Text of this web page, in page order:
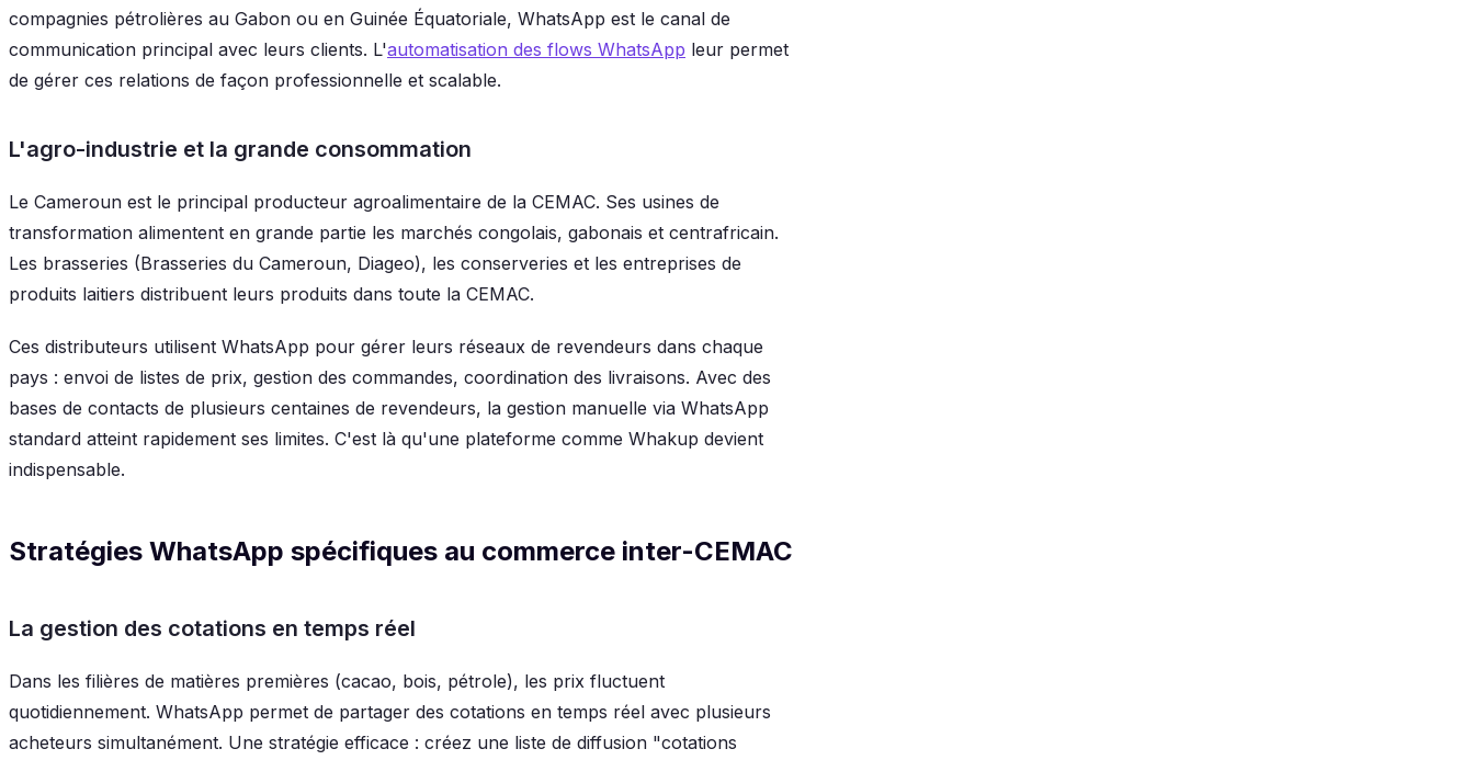
compagnies pétrolières au Gabon ou en Guinée Équatoriale, WhatsApp est le canal de
communication principal avec leurs clients. L'automatisation des flows WhatsApp leur permet
de gérer ces relations de façon professionnelle et scalable.
L'agro-industrie et la grande consommation
Le Cameroun est le principal producteur agroalimentaire de la CEMAC. Ses usines de
transformation alimentent en grande partie les marchés congolais, gabonais et centrafricain.
Les brasseries (Brasseries du Cameroun, Diageo), les conserveries et les entreprises de
produits laitiers distribuent leurs produits dans toute la CEMAC.
Ces distributeurs utilisent WhatsApp pour gérer leurs réseaux de revendeurs dans chaque
pays : envoi de listes de prix, gestion des commandes, coordination des livraisons. Avec des
bases de contacts de plusieurs centaines de revendeurs, la gestion manuelle via WhatsApp
standard atteint rapidement ses limites. C'est là qu'une plateforme comme Whakup devient
indispensable.
Stratégies WhatsApp spécifiques au commerce inter-CEMAC
La gestion des cotations en temps réel
Dans les filières de matières premières (cacao, bois, pétrole), les prix fluctuent
quotidiennement. WhatsApp permet de partager des cotations en temps réel avec plusieurs
acheteurs simultanément. Une stratégie efficace : créez une liste de diffusion "cotations